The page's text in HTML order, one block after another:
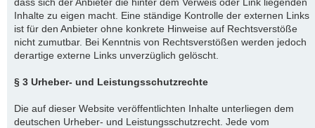
Inhalte zu eigen macht. Eine ständige Kontrolle der externen Links
ist für den Anbieter ohne konkrete Hinweise auf Rechtsverstöße
nicht zumutbar. Bei Kenntnis von Rechtsverstößen werden jedoch
derartige externe Links unverzüglich gelöscht.
§ 3 Urheber- und Leistungsschutzrechte
Die auf dieser Website veröffentlichten Inhalte unterliegen dem
deutschen Urheber- und Leistungsschutzrecht. Jede vom